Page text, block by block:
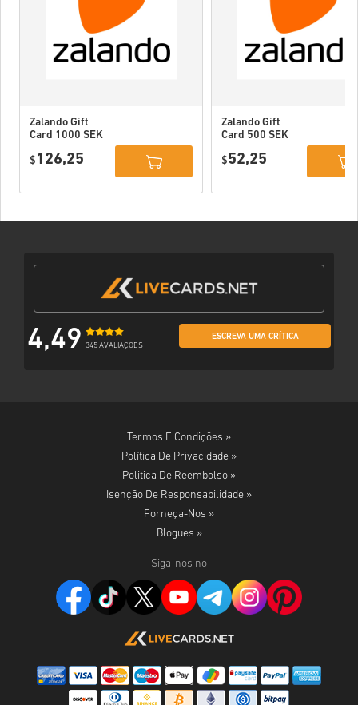
Zalando Gift
Card 1000 SEK
$ 126,25
Zalando Gift
Card 500 SEK
$52,25
4,49 345 AVALIAÇÕES
ESCREVA UMA CRÍTICA
Termos E Condições »
Política De Privacidade »
Politica De Reembolso »
Isenção De Responsabilidade »
Forneça-Nos »
Blogues »
Siga-nos no